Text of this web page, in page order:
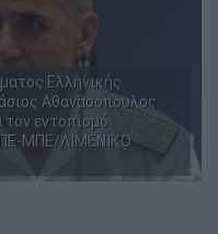
Ελληνικής
Αθανασόπουλος
τον εντοπισμό
ΜΠΕ/ΛΙΜΕΝΙΚΟ